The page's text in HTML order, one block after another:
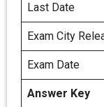
Last Date
Exam City
Exam Date
Answer Key